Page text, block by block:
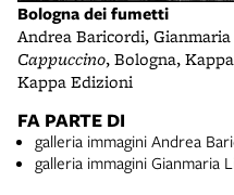
Bologna dei fumetti
Andrea Baricordi,
Cappuccino, Bologna,
Kappa Edizioni
FA PARTE DI
galleria immagini Andrea
galleria immagini Gianmaria